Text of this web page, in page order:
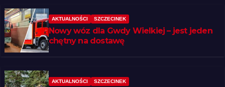
AKTUALNOŚCI SZCZECINEK
Nowy wóz dla Gwdy Wielkiej – jest jeden
chętny na dostawę
AKTUALNOŚCI SZCZECINEK